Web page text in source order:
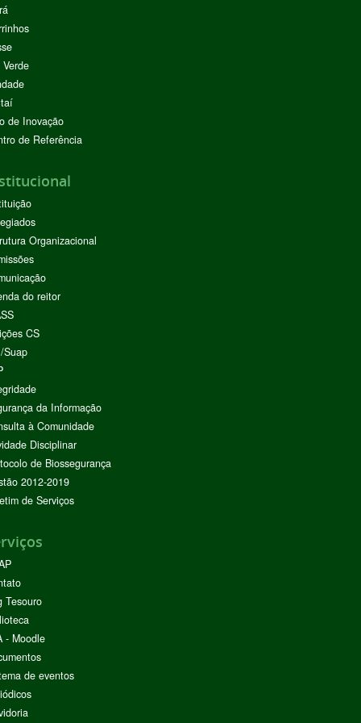
de Inovação
de Referência
Organizacional
do reitor
CS
Suap
da Informação
à Comunidade
Disciplinar
de Biossegurança
2012-2019
de Serviços
Tesouro
- Moodle
de eventos